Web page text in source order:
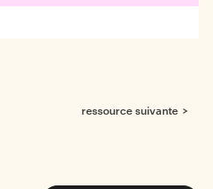
ressource suivante >